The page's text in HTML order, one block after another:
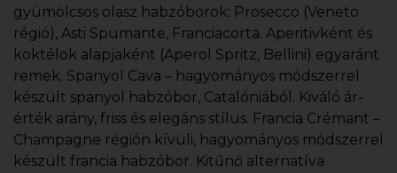
gyümölcsös olasz habzóborok: Prosecco (Veneto
régió), Asti Spumante, Franciacorta. Aperitivként és
koktélok alapjaként (Aperol Spritz, Bellini) egyaránt
remek. Spanyol Cava – hagyományos módszerrel
készült spanyol habzóbor, Catalóniából. Kiváló ár-
érték arány, friss és elegáns stílus. Francia Crémant –
Champagne régión kívüli, hagyományos módszerrel
készült francia habzóbor. Kitűnő alternatíva